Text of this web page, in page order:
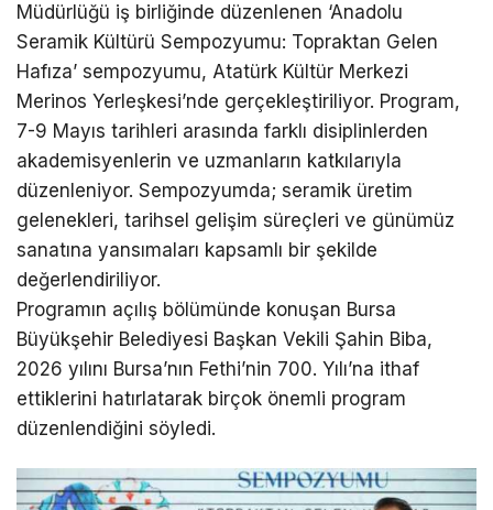
Müdürlüğü iş birliğinde düzenlenen ‘Anadolu
Seramik Kültürü Sempozyumu: Topraktan Gelen
Hafıza’ sempozyumu, Atatürk Kültür Merkezi
Merinos Yerleşkesi’nde gerçekleştiriliyor. Program,
7-9 Mayıs tarihleri arasında farklı disiplinlerden
akademisyenlerin ve uzmanların katkılarıyla
düzenleniyor. Sempozyumda; seramik üretim
gelenekleri, tarihsel gelişim süreçleri ve günümüz
sanatına yansımaları kapsamlı bir şekilde
değerlendiriliyor.
Programın açılış bölümünde konuşan Bursa
Büyükşehir Belediyesi Başkan Vekili Şahin Biba,
2026 yılını Bursa’nın Fethi’nin 700. Yılı’na ithaf
ettiklerini hatırlatarak birçok önemli program
düzenlendiğini söyledi.